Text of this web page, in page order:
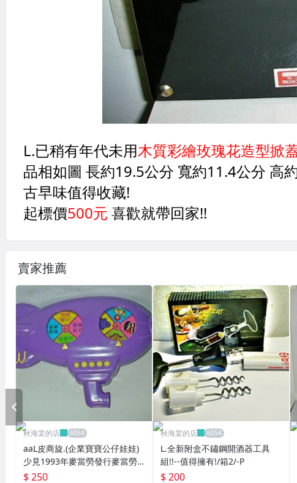
賣家推薦
秋海棠的店
aaL皮商旋.(企業寶寶公仔娃娃)
少見1993年麥當勞發行麥當勞
逗趣玩具組-旋風飛行船!--距今
$ 250
秋海棠的店
L.全新附盒不鏽鋼開酒器工具
組!!--值得擁有!/箱2/-P
$ 200